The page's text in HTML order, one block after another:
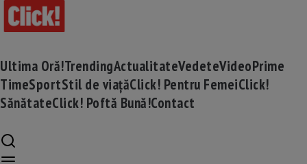
Ultima Oră!TrendingActualitateVedeteVideoPrime
TimeSportStil de viațăClick! Pentru FemeiClick!
SănătateClick! Poftă Bună!Contact